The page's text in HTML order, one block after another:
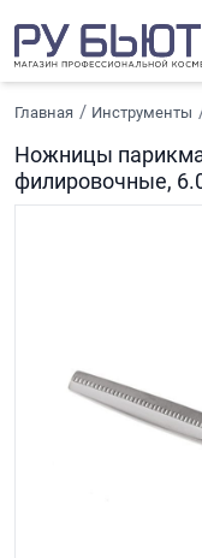
Главная Инструменты
Ножницы
филировочные,